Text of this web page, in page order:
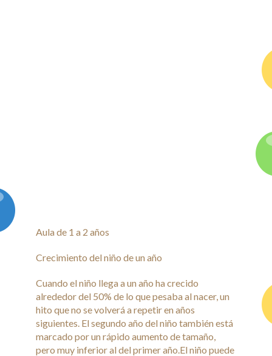
Aula de 1 a 2 años
Crecimiento del niño de un año
Cuando el niño llega a un año ha crecido
alrededor del 50% de lo que pesaba al nacer, un
hito que no se volverá a repetir en años
siguientes. El segundo año del niño también está
marcado por un rápido aumento de tamaño,
pero muy inferior al del primer año.El niño puede